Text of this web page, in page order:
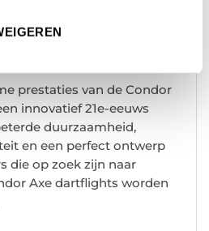
prestaties van de Condor
innovatief 21e-eeuws
duurzaamheid,
en een perfect ontwerp
die op zoek zijn naar
Axe dartflights worden